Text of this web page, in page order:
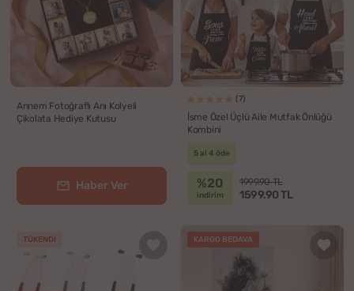
Annem Fotoğraflı Anı Kolyeli
Çikolata Hediye Kutusu
Haber Ver
(7)
İsme Özel Üçlü Aile Mutfak Önlüğü
Kombini
5 al 4 öde
%20
indirim
1999.90 TL
1599.90 TL
TÜKENDI KARGO BEDAVA